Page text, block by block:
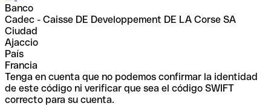
Banco
Cadec - Caisse DE Developpement DE LA Corse SA
Ciudad
Ajaccio
País
Francia
Tenga en cuenta que no podemos confirmar la identidad
de este código ni verificar que sea el código SWIFT
correcto para su cuenta.